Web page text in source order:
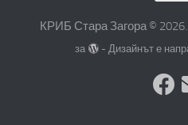
КРИБ Стара Загора ©
за - Дизайнът е